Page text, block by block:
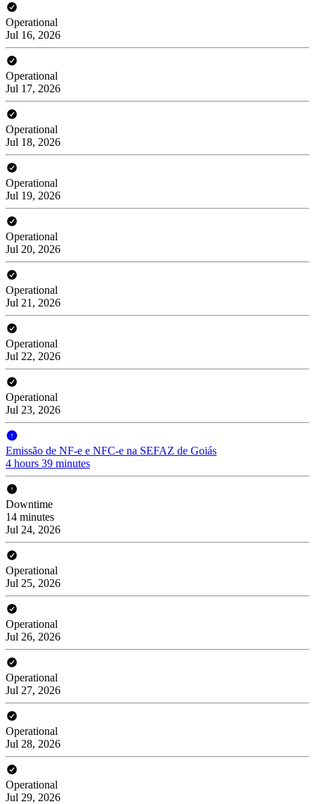
Operational
Jul 16, 2026
Operational
Jul 17, 2026
Operational
Jul 18, 2026
Operational
Jul 19, 2026
Operational
Jul 20, 2026
Operational
Jul 21, 2026
Operational
Jul 22, 2026
Operational
Jul 23, 2026
Emissão de NF-e e NFC-e na SEFAZ de Goiás
4 hours 39 minutes
Downtime
14 minutes
Jul 24, 2026
Operational
Jul 25, 2026
Operational
Jul 26, 2026
Operational
Jul 27, 2026
Operational
Jul 28, 2026
Operational
Jul 29, 2026